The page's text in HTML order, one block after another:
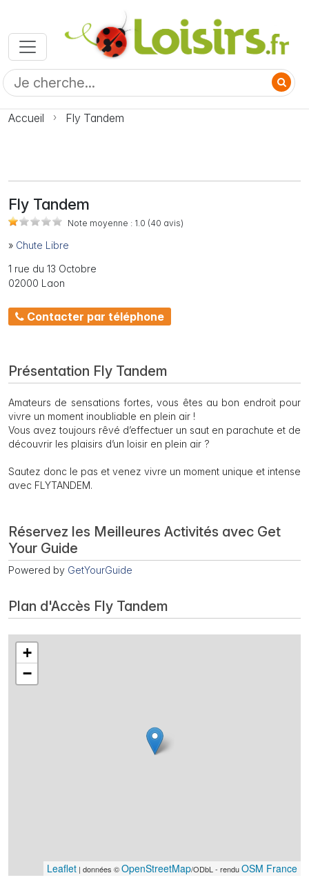
Accueil Fly Tandem
Fly Tandem
Note moyenne : 1.0 (40 avis)
» Chute Libre
1 rue du 13 Octobre
02000 Laon
Contacter par téléphone
Présentation Fly Tandem
Amateurs de sensations fortes, vous êtes au bon endroit pour
vivre un moment inoubliable en plein air !
Vous avez toujours rêvé d’effectuer un saut en parachute et de
découvrir les plaisirs d’un loisir en plein air ?
Sautez donc le pas et venez vivre un moment unique et intense
avec FLYTANDEM.
Réservez les Meilleures Activités avec Get
Your Guide
Powered by GetYourGuide
Plan d'Accès Fly Tandem
+
−
Leaflet | données ©OpenStreetMap/ODbL - renduOSM France